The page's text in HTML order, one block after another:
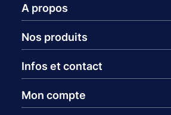
A propos
Nos produits
Infos et contact
Mon compte